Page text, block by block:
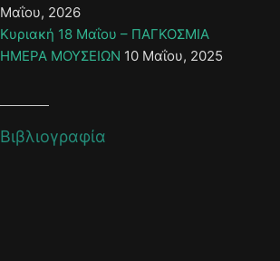
Μαΐου, 2026
Κυριακή 18 Μαΐου – ΠΑΓΚΟΣΜΙΑ
ΗΜΕΡΑ ΜΟΥΣΕΙΩΝ 10 Μαΐου, 2025
Βιβλιογραφία